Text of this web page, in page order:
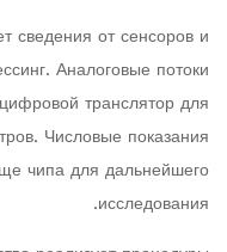
сведения от сенсоров и
Аналоговые потоки
транслятор для
Числовые показания
чипа для дальнейшего
исследования.